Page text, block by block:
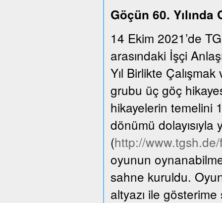
Göçün 60.
14 Ekim 2021’de
arasındaki İşçi
Yıl Birlikte
grubu üç göç
hikayelerin temelini
dönümü dolayısıyla
(http://
oyunun
sahne kuruldu.
altyazı ile